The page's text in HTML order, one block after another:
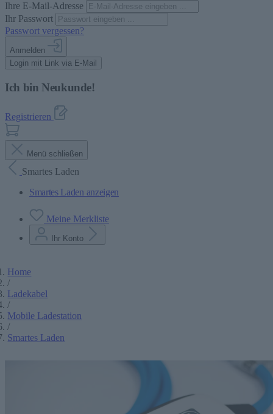
Ihre E-Mail-Adresse
Ihr Passwort
Passwort vergessen?
Anmelden
Login mit Link via E-Mail
Ich bin Neukunde!
Registrieren
Menü schließen
Smartes Laden
Smartes Laden anzeigen
Meine Merkliste
Ihr Konto
Home
/
Ladekabel
/
Mobile Ladestation
/
Smartes Laden